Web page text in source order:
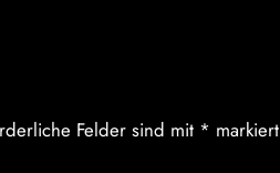
Felder sind mit * markiert